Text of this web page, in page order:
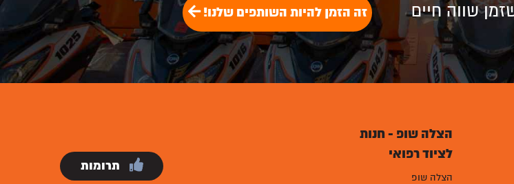
שווה חיים זה הזמן להיות השותפים שלנו!
הצלה שופ - חנות
לציוד רפואי
הצלה שופ
תרומות